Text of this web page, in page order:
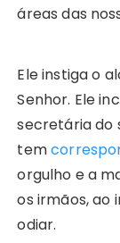
áreas das
Ele instiga o
Senhor. Ele
secretária do
tem
orgulho e a
os irmãos, ao
odiar.